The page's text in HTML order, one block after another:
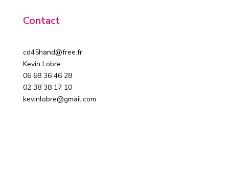
Contact
cd45hand@free.fr
Kevin Lobre
06 68 36 46 28
02 38 38 17 10
kevinlobre@gmail.com